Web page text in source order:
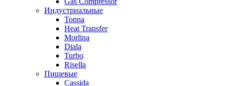
Индустриальные
Tonna
Heat Transfer
Morlina
Diala
Turbo
Risella
Пищевые
Cassida